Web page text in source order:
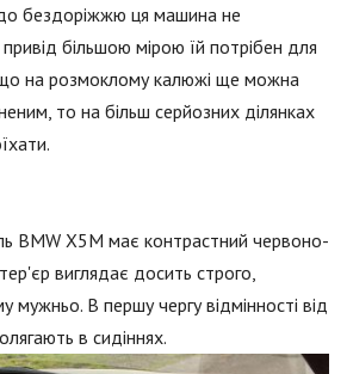
бездоріжжю ця машина не
більшою мірою їй потрібен для
на розмоклому калюжі ще можна
то на більш серйозних ділянках
BMW X5M має контрастний червоно-
виглядає досить строго,
мужньо. В першу чергу відмінності від
в сидіннях.